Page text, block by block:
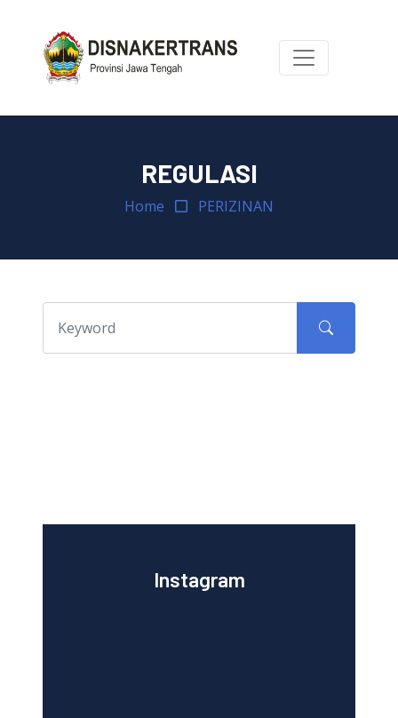
REGULASI
Home PERIZINAN
Instagram